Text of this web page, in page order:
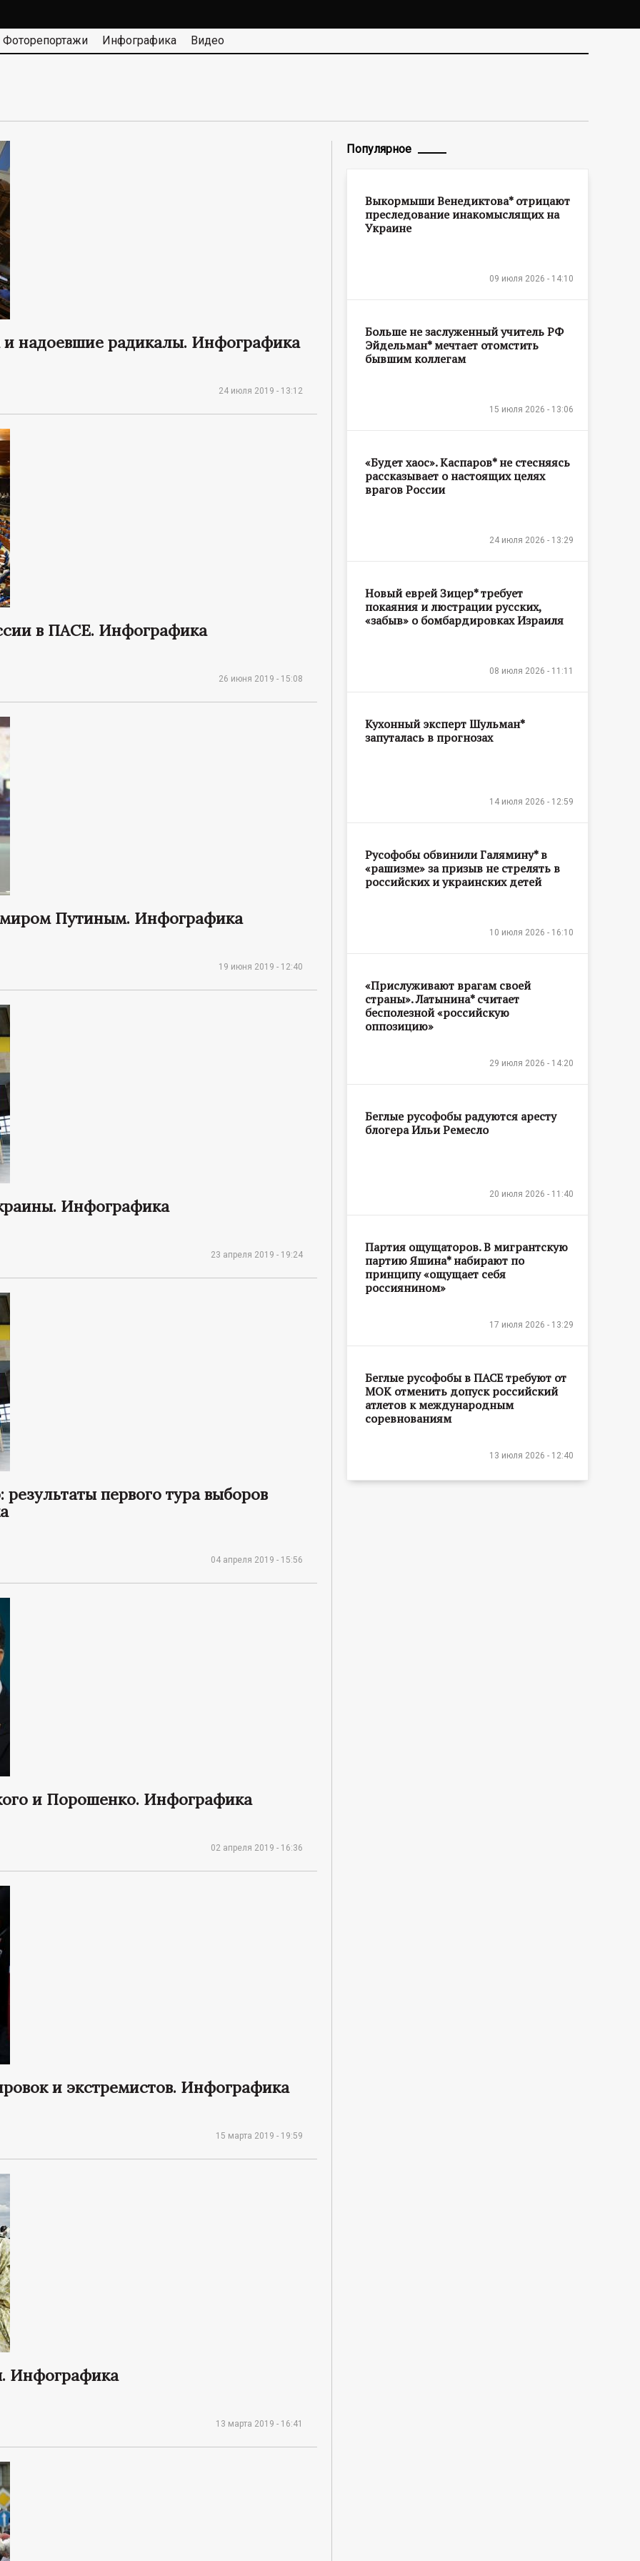
Фоторепортажи Инфографика Видео
надоевшие радикалы. Инфографика
24 июля 2019 - 13:12
в ПАСЕ. Инфографика
26 июня 2019 - 15:08
Путиным. Инфографика
19 июня 2019 - 12:40
Инфографика
23 апреля 2019 - 19:24
первого тура выборов
04 апреля 2019 - 15:56
и Порошенко. Инфографика
02 апреля 2019 - 16:36
и экстремистов. Инфографика
15 марта 2019 - 19:59
Инфографика
13 марта 2019 - 16:41
Популярное
Выкормыши Венедиктова* отрицают
преследование инакомыслящих на
Украине
09 июля 2026 - 14:10
Больше не заслуженный учитель РФ
Эйдельман* мечтает отомстить
бывшим коллегам
15 июля 2026 - 13:06
«Будет хаос». Каспаров* не стесняясь
рассказывает о настоящих целях
врагов России
24 июля 2026 - 13:29
Новый еврей Зицер* требует
покаяния и люстрации русских,
«забыв» о бомбардировках Израиля
08 июля 2026 - 11:11
Кухонный эксперт Шульман*
запуталась в прогнозах
14 июля 2026 - 12:59
Русофобы обвинили Галямину* в
«рашизме» за призыв не стрелять в
российских и украинских детей
10 июля 2026 - 16:10
«Прислуживают врагам своей
страны». Латынина* считает
бесполезной «российскую
оппозицию»
29 июля 2026 - 14:20
Беглые русофобы радуются аресту
блогера Ильи Ремесло
20 июля 2026 - 11:40
Партия ощущаторов. В мигрантскую
партию Яшина* набирают по
принципу «ощущает себя
россиянином»
17 июля 2026 - 13:29
Беглые русофобы в ПАСЕ требуют от
МОК отменить допуск российский
атлетов к международным
соревнованиям
13 июля 2026 - 12:40